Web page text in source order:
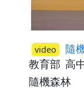
video 隨
教育部 高
隨機森林